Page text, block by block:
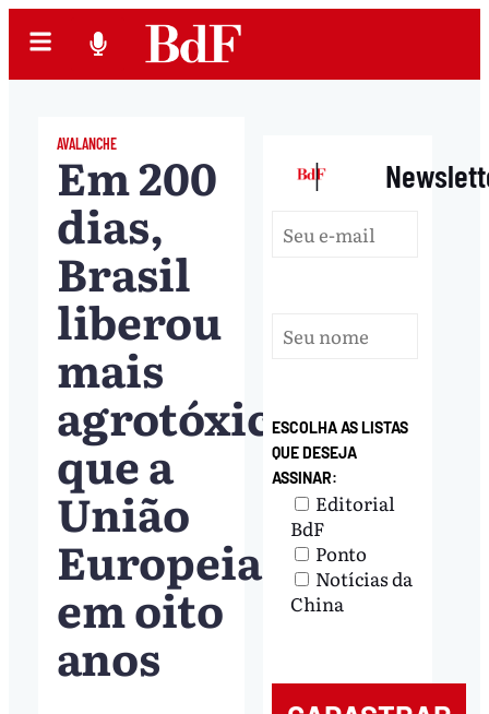
AVALANCHE
Em 200
dias,
Brasil
liberou
mais
agrotóxicos
que a
União
Europeia
em oito
anos
|
ESCOLHA AS LISTAS
QUE DESEJA
ASSINAR:
Editorial
BdF
Ponto
Notícias da
China